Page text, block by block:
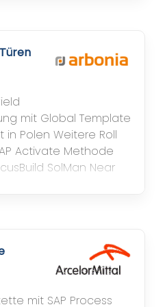
Bielefelder
gegründet. 1872
mit Global Template
in Polen Weitere Roll
Activate Methode
SolMan Near
mit SAP Process